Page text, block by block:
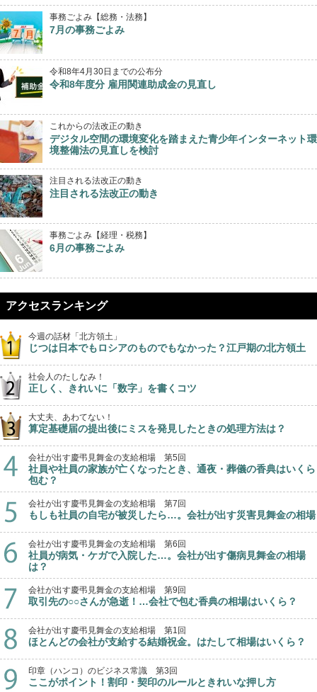
事務ごよみ【総務・法務】
7月の事務ごよみ
令和8年4月30日までの公布分
令和8年度分 雇用関連助成金の見直し
これからの法改正の動き
デジタル空間の環境変化を踏まえた青少年インターネット環
境整備法の見直しを検討
注目される法改正の動き
注目される法改正の動き
事務ごよみ【経理・税務】
6月の事務ごよみ
アクセスランキング
今週の話材「北方領土」
じつは日本でもロシアのものでもなかった？江戸期の北方領土
社会人のたしなみ！
正しく、きれいに「数字」を書くコツ
大丈夫、あわてない！
算定基礎届の提出後にミスを発見したときの処理方法は？
会社が出す慶弔見舞金の支給相場 第5回
社員や社員の家族が亡くなったとき、通夜・葬儀の香典はいくら
包む？
会社が出す慶弔見舞金の支給相場 第7回
もしも社員の自宅が被災したら…。会社が出す災害見舞金の相場
会社が出す慶弔見舞金の支給相場 第6回
社員が病気・ケガで入院した…。会社が出す傷病見舞金の相場
は？
会社が出す慶弔見舞金の支給相場 第9回
取引先の○○さんが急逝！…会社で包む香典の相場はいくら？
会社が出す慶弔見舞金の支給相場 第1回
ほとんどの会社が支給する結婚祝金。はたして相場はいくら？
印章（ハンコ）のビジネス常識 第3回
ここがポイント！割印・契印のルールときれいな押し方